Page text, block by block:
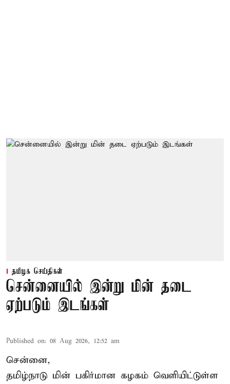
தமிழக செய்திகள்
சென்னையில் இன்று மின் தடை
ஏற்படும் இடங்கள்
Published on: 08 Aug 2026, 12:52 am
சென்னை,
தமிழ்நாடு மின் பகிர்மான கழகம் வெளியிட்டுள்ள